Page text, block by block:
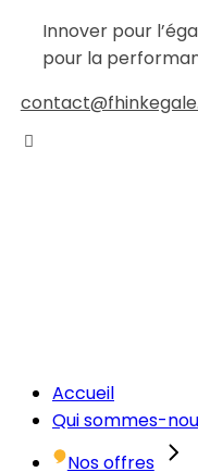
Innover pour
pour la
Accueil
Qui sommes-
Nos offres